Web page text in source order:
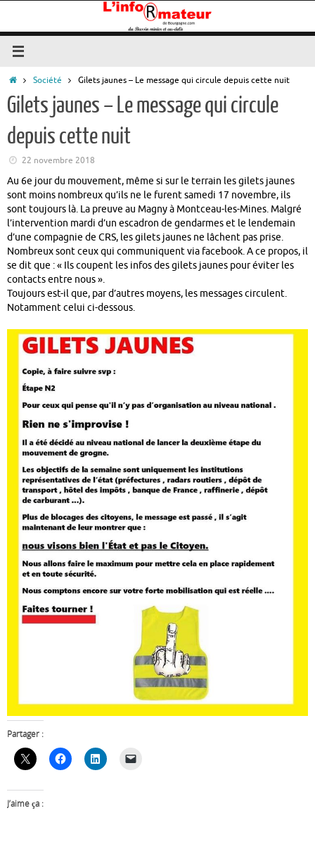
contenu
Accueil
Société Gilets jaunes – Le message qui circule depuis cette nuit
Gilets jaunes – Le message qui circule
depuis cette nuit
22 novembre 2018
Au 6e jour du mouvement, même si sur le terrain les gilets jaunes
sont moins nombreux qu’ils ne le furent samedi 17 novembre, ils
sont toujours là. La preuve au Magny à Montceau-les-Mines. Malgré
l’intervention mardi d’un escadron de gendarmes et le lendemain
d’une compagnie de CRS, les gilets jaunes ne lâchent pas prise.
Nombreux sont ceux qui communiquent via facebook. A ce propos, il
se dit que : « Ils coupent les infos des gilets jaunes pour éviter les
contacts entre nous ».
Toujours est-il que, par d’autres moyens, les messages circulent.
Notamment celui ci-dessous.
Partager :
J’aime ça :